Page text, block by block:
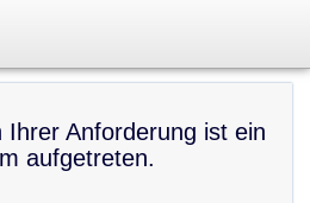
Ihrer Anforderung ist ein
aufgetreten.